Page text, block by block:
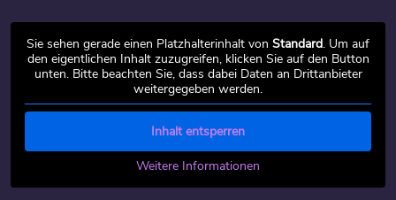
Sie sehen gerade einen Platzhalterinhalt von Standard. Um auf
den eigentlichen Inhalt zuzugreifen, klicken Sie auf den Button
unten. Bitte beachten Sie, dass dabei Daten an Drittanbieter
weitergegeben werden.
Inhalt entsperren
Weitere Informationen